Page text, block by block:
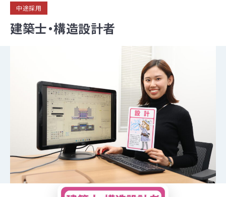
中途採用
建築士・構造設計者